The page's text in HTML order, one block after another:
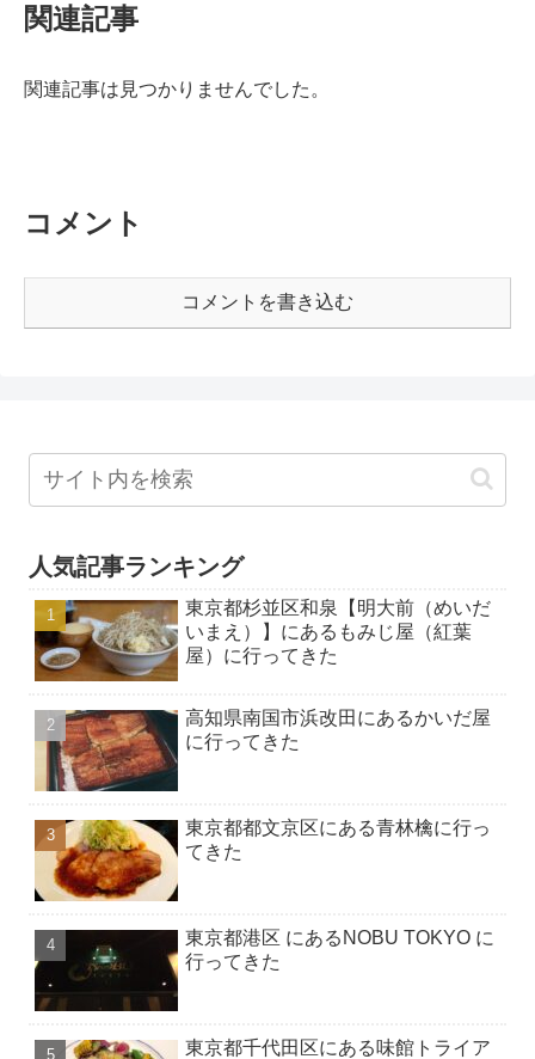
関連記事
関連記事は見つかりませんでした。
コメント
コメントを書き込む
人気記事ランキング
東京都杉並区和泉【明大前（めいだ
いまえ）】にあるもみじ屋（紅葉
屋）に行ってきた
高知県南国市浜改田にあるかいだ屋
に行ってきた
東京都都文京区にある青林檎に行っ
てきた
東京都港区 にあるNOBU TOKYO に
行ってきた
東京都千代田区にある味館トライア